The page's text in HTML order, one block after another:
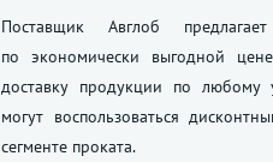
Поставщик Авглоб
по экономически выгодной
доставку продукции по любому
могут воспользоваться
сегменте проката.